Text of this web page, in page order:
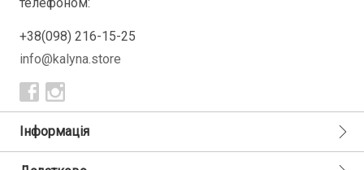
+38(098) 216-15-25
info@kalyna.store
Інформація